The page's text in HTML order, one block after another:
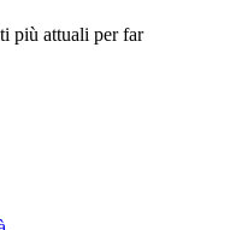
più attuali per far